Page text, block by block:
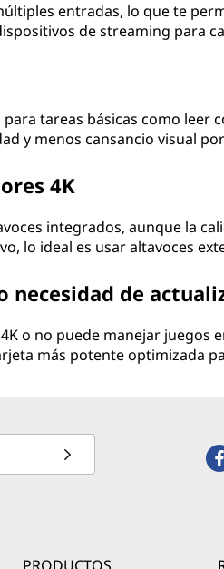
entradas, lo que te
de streaming para
tareas básicas como leer
y menos cansancio visual
4K
integrados, aunque la
lo ideal es usar altavoces
necesidad de
o no puede manejar juegos
más potente optimizada